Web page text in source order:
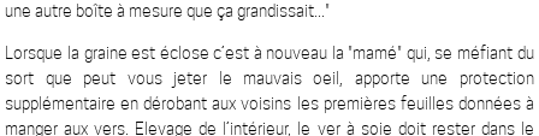
une autre boîte à mesure que ça grandissait..."
Lorsque la graine est éclose c’est à nouveau la "mamé" qui, se méfiant du
sort que peut vous jeter le mauvais oeil, apporte une protection
supplémentaire en dérobant aux voisins les premières feuilles données à
manger aux vers. Elevage de l’intérieur, le ver à soie doit rester dans le